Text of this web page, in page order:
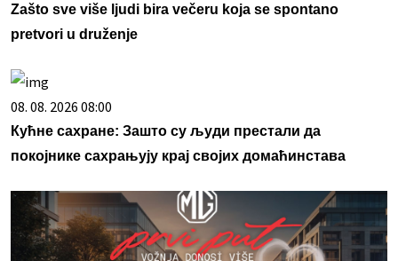
Zašto sve više ljudi bira večeru koja se spontano
pretvori u druženje
08. 08. 2026 08:00
Кућне сахране: Зашто су људи престали да
покојнике сахрањују крај својих домаћинстава